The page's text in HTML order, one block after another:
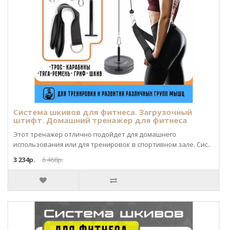
Система шкивов для фитнеса. Загрузочный
штифт. Домашний тренажер для фитнеса
Этот тренажер отлично подойдет для домашнего
использования или для тренировок в спортивном зале. Сис..
3 234р.
6 468р.